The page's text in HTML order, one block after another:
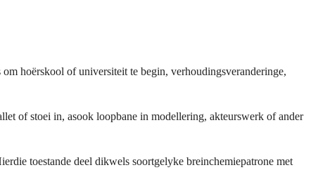
hoërskool of universiteit te begin, verhoudingsveranderinge,
of stoei in, asook loopbane in modellering, akteurswerk of ander
toestande deel dikwels soortgelyke breinchemiepatrone met